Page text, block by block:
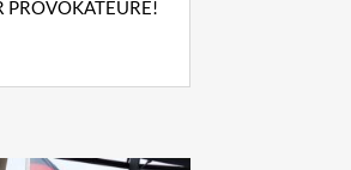
PROVOKATEURE!